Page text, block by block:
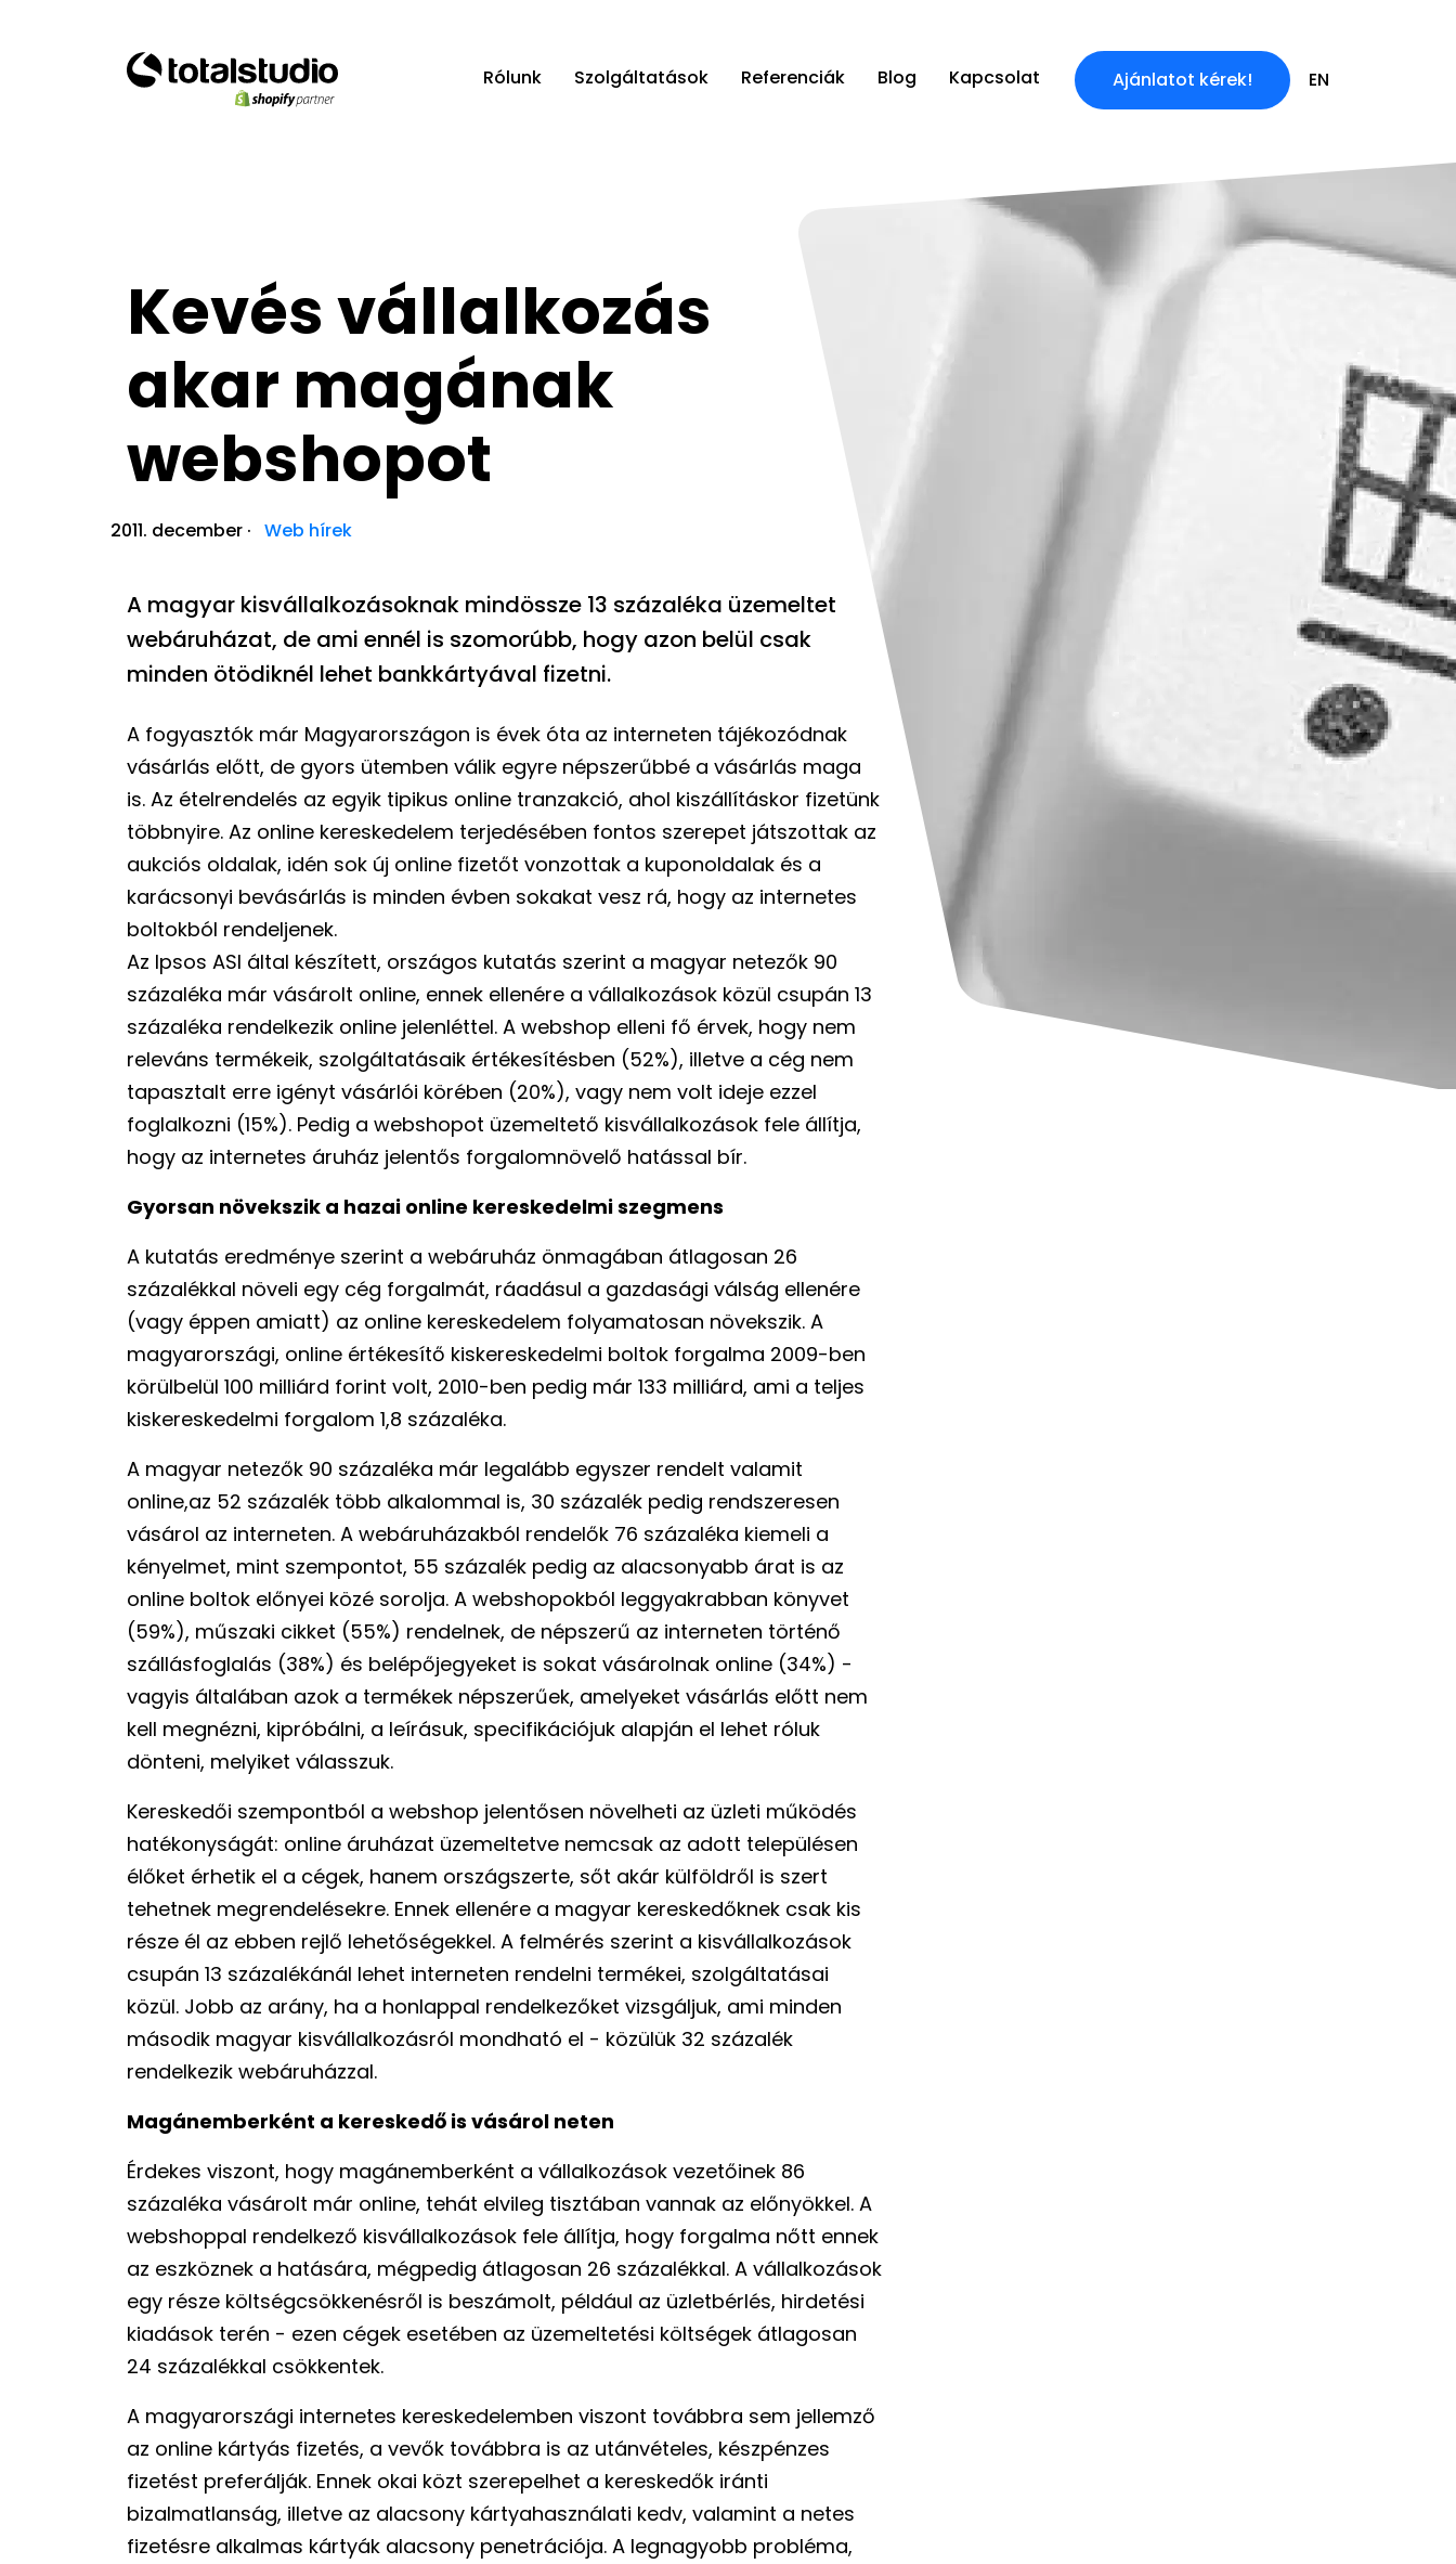
Rólunk Szolgáltatások Referenciák Blog Kapcsolat Ajánlatot kérek! EN
Kevés vállalkozás
akar magának
webshopot
2011. december · Web hírek
A magyar kisvállalkozásoknak mindössze 13 százaléka üzemeltet
webáruházat, de ami ennél is szomorúbb, hogy azon belül csak
minden ötödiknél lehet bankkártyával fizetni.
A fogyasztók már Magyarországon is évek óta az interneten tájékozódnak
vásárlás előtt, de gyors ütemben válik egyre népszerűbbé a vásárlás maga
is. Az ételrendelés az egyik tipikus online tranzakció, ahol kiszállításkor fizetünk
többnyire. Az online kereskedelem terjedésében fontos szerepet játszottak az
aukciós oldalak, idén sok új online fizetőt vonzottak a kuponoldalak és a
karácsonyi bevásárlás is minden évben sokakat vesz rá, hogy az internetes
boltokból rendeljenek.
Az Ipsos ASI által készített, országos kutatás szerint a magyar netezők 90
százaléka már vásárolt online, ennek ellenére a vállalkozások közül csupán 13
százaléka rendelkezik online jelenléttel. A webshop elleni fő érvek, hogy nem
releváns termékeik, szolgáltatásaik értékesítésben (52%), illetve a cég nem
tapasztalt erre igényt vásárlói körében (20%), vagy nem volt ideje ezzel
foglalkozni (15%). Pedig a webshopot üzemeltető kisvállalkozások fele állítja,
hogy az internetes áruház jelentős forgalomnövelő hatással bír.
Gyorsan növekszik a hazai online kereskedelmi szegmens
A kutatás eredménye szerint a webáruház önmagában átlagosan 26
százalékkal növeli egy cég forgalmát, ráadásul a gazdasági válság ellenére
(vagy éppen amiatt) az online kereskedelem folyamatosan növekszik. A
magyarországi, online értékesítő kiskereskedelmi boltok forgalma 2009-ben
körülbelül 100 milliárd forint volt, 2010-ben pedig már 133 milliárd, ami a teljes
kiskereskedelmi forgalom 1,8 százaléka.
A magyar netezők 90 százaléka már legalább egyszer rendelt valamit
online,az 52 százalék több alkalommal is, 30 százalék pedig rendszeresen
vásárol az interneten. A webáruházakból rendelők 76 százaléka kiemeli a
kényelmet, mint szempontot, 55 százalék pedig az alacsonyabb árat is az
online boltok előnyei közé sorolja. A webshopokból leggyakrabban könyvet
(59%), műszaki cikket (55%) rendelnek, de népszerű az interneten történő
szállásfoglalás (38%) és belépőjegyeket is sokat vásárolnak online (34%) -
vagyis általában azok a termékek népszerűek, amelyeket vásárlás előtt nem
kell megnézni, kipróbálni, a leírásuk, specifikációjuk alapján el lehet róluk
dönteni, melyiket válasszuk.
Kereskedői szempontból a webshop jelentősen növelheti az üzleti működés
hatékonyságát: online áruházat üzemeltetve nemcsak az adott településen
élőket érhetik el a cégek, hanem országszerte, sőt akár külföldről is szert
tehetnek megrendelésekre. Ennek ellenére a magyar kereskedőknek csak kis
része él az ebben rejlő lehetőségekkel. A felmérés szerint a kisvállalkozások
csupán 13 százalékánál lehet interneten rendelni termékei, szolgáltatásai
közül. Jobb az arány, ha a honlappal rendelkezőket vizsgáljuk, ami minden
második magyar kisvállalkozásról mondható el - közülük 32 százalék
rendelkezik webáruházzal.
Magánemberként a kereskedő is vásárol neten
Érdekes viszont, hogy magánemberként a vállalkozások vezetőinek 86
százaléka vásárolt már online, tehát elvileg tisztában vannak az előnyökkel. A
webshoppal rendelkező kisvállalkozások fele állítja, hogy forgalma nőtt ennek
az eszköznek a hatására, mégpedig átlagosan 26 százalékkal. A vállalkozások
egy része költségcsökkenésről is beszámolt, például az üzletbérlés, hirdetési
kiadások terén - ezen cégek esetében az üzemeltetési költségek átlagosan
24 százalékkal csökkentek.
A magyarországi internetes kereskedelemben viszont továbbra sem jellemző
az online kártyás fizetés, a vevők továbbra is az utánvételes, készpénzes
fizetést preferálják. Ennek okai közt szerepelhet a kereskedők iránti
bizalmatlanság, illetve az alacsony kártyahasználati kedv, valamint a netes
fizetésre alkalmas kártyák alacsony penetrációja. A legnagyobb probléma,